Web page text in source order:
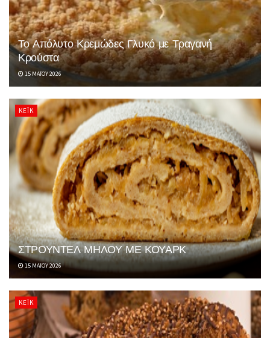
Το Απόλυτο Κρεμώδες Γλυκό με Τραγανή
Κρούστα
15 ΜΑΪ́ΟΥ 2026
ΚΈΙΚ
ΣΤΡΟΥΝΤΕΛ ΜΗΛΟΥ ΜΕ ΚΟΥΑΡΚ
15 ΜΑΪ́ΟΥ 2026
ΚΈΙΚ